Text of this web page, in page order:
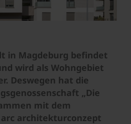
in Magdeburg befindet
wird als Wohngebiet
Deswegen hat die
„Die
mit dem
architekturconzept